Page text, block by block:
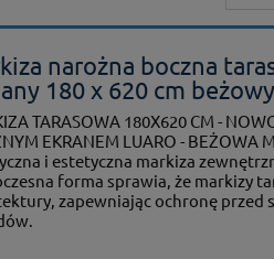
narożna boczna
180 x 620 cm beżowy
TARASOWA 180X620 CM -
EKRANEM LUARO -
i estetyczna markiza
forma sprawia, że markizy
zapewniając ochronę przed